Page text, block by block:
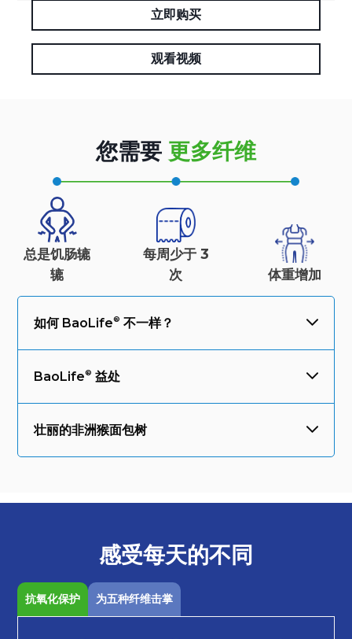
立即购买
观看视频
您需要 更多纤维
总是饥肠辘
辘
每周少于 3
次
体重增加
如何 BaoLife 不一样？
BaoLife 益处
壮丽的非洲猴面包树
感受每天的不同
抗氧化保护 为五种纤维击掌